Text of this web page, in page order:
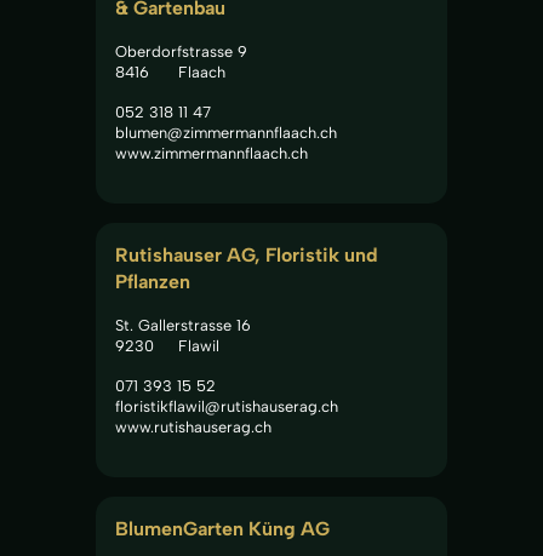
& Gartenbau
Oberdorfstrasse 9
8416
Flaach
052 318 11 47
blumen@zimmermannflaach.ch
www.zimmermannflaach.ch
Rutishauser AG, Floristik und
Pflanzen
St. Gallerstrasse 16
9230
Flawil
071 393 15 52
floristikflawil@rutishauserag.ch
www.rutishauserag.ch
BlumenGarten Küng AG